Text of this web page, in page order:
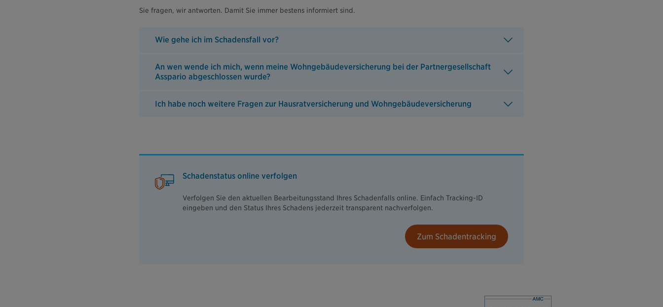
Sie fragen, wir antworten. Damit Sie immer bestens informiert sind.
Wie gehe ich im Schadensfall vor?
An wen wende ich mich, wenn meine Wohngebäudeversicherung bei der Partnergesellschaft
Asspario abgeschlossen wurde?
Ich habe noch weitere Fragen zur Hausratversicherung und Wohngebäudeversicherung
Schadenstatus online verfolgen
Verfolgen Sie den aktuellen Bearbeitungsstand Ihres Schadenfalls online. Einfach Tracking-ID
eingeben und den Status Ihres Schadens jederzeit transparent nachverfolgen.
Zum Schadentracking